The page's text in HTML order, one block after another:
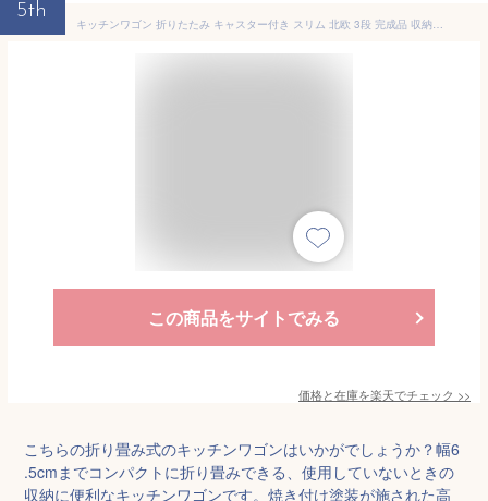
5th
キッチンワゴン 折りたたみ キャスター付き スリム 北欧 3段 完成品 収納 スチール 3段ワゴン バスケットトローリー マルチワゴン 三段 折り畳み おしゃれ スチールワゴン インテリア キッチン リビング 洗面所
この商品をサイトでみる
価格と在庫を楽天でチェック >>
こちらの折り畳み式のキッチンワゴンはいかがでしょうか？幅6
.5cmまでコンパクトに折り畳みできる、使用していないときの
収納に便利なキッチンワゴンです。焼き付け塗装が施された高